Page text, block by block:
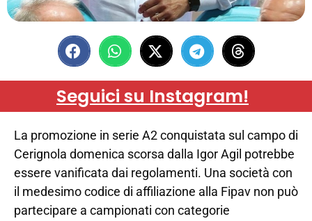
Seguici su Instagram!
La promozione in serie A2 conquistata sul campo di
Cerignola domenica scorsa dalla Igor Agil potrebbe
essere vanificata dai regolamenti. Una società con
il medesimo codice di affiliazione alla Fipav non può
partecipare a campionati con categorie